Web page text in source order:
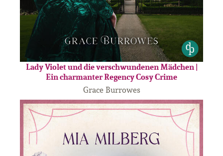
Lady Violet und die verschwundenen Mädchen |
Ein charmanter Regency Cosy Crime
Grace Burrowes